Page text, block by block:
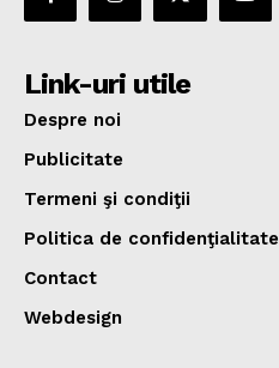
Link-uri utile
Despre noi
Publicitate
Termeni şi condiţii
Politica de confidenţialitate
Contact
Webdesign